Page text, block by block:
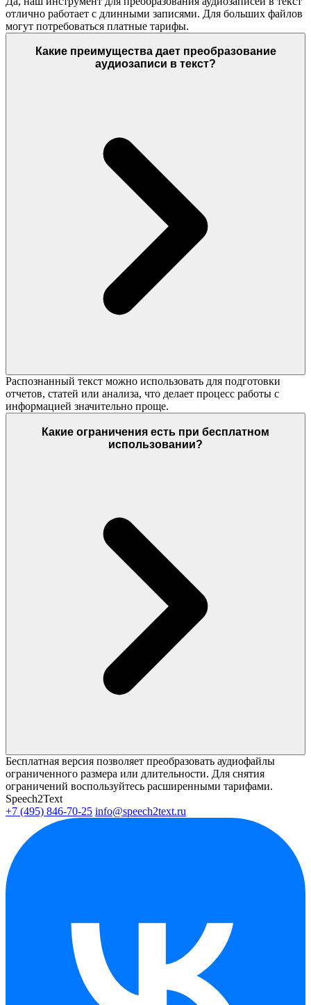
отлично работает с длинными записями. Для больших файлов
могут потребоваться платные тарифы.
Какие преимущества дает преобразование
аудиозаписи в текст?
Распознанный текст можно использовать для подготовки
отчетов, статей или анализа, что делает процесс работы с
информацией значительно проще.
Какие ограничения есть при бесплатном
использовании?
Бесплатная версия позволяет преобразовать аудиофайлы
ограниченного размера или длительности. Для снятия
ограничений воспользуйтесь расширенными тарифами.
Speech2Text
+7 (495) 846-70-25 info@speech2text.ru